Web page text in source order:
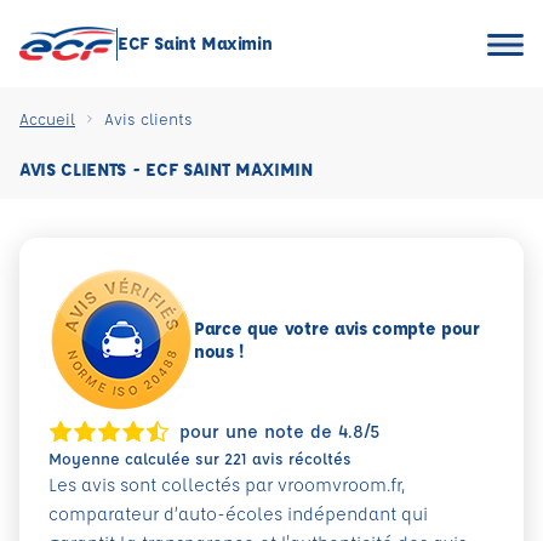
ECF Saint Maximin
Accueil Avis clients
AVIS CLIENTS - ECF SAINT MAXIMIN
Parce que votre avis compte pour
nous !
pour une note de 4.8/5
Moyenne calculée sur 221 avis récoltés
Les avis sont collectés par vroomvroom.fr,
comparateur d’auto-écoles indépendant qui